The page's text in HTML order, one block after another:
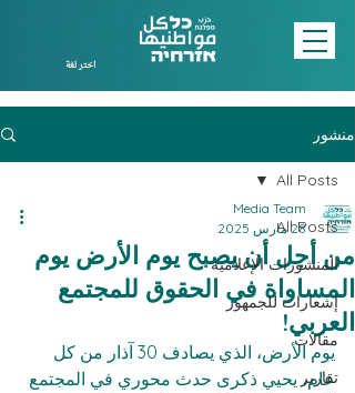
اختر لغة
منشور
All Posts
المنشورات الإعلامية
إشعارات للجمهور
مقالات
تقارير
All Posts
من أجل أن يصبح يوم الأرض يوم
المساواة في الحقوق للمجتمع
العربي!
Media Team
28 مارس 2025
يوم الأرض، الذي يصادف 30 آذار من كل
عام، يحيي ذكرى حدث محوري في المجتمع